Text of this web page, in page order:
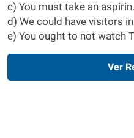
c) You must take an aspirin.
d) We could have visitors
e) You ought to not watch
Ver